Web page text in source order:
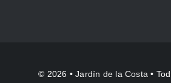
© 2026 •Jardín de la Costa •